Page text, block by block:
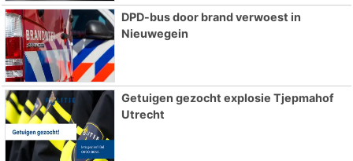
DPD-bus door brand verwoest in
Nieuwegein
Getuigen gezocht explosie Tjepmahof
Utrecht